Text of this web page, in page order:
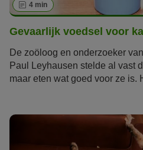
4 min
Gevaarlijk voedsel voor
De zoöloog en onderzoeker
Paul Leyhausen stelde al vast
maar eten wat goed voor ze is.
wij mensen baat bij hebben